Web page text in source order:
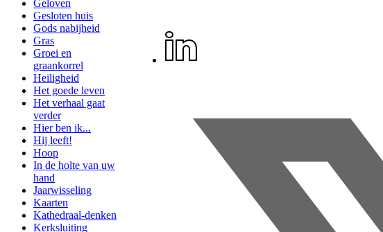
Geloven
Gesloten huis
Gods nabijheid
Gras
Groei en
graankorrel
Heiligheid
Het goede leven
Het verhaal gaat
verder
Hier ben ik...
Hij leeft!
Hoop
In de holte van uw
hand
Jaarwisseling
Kaarten
Kathedraal-denken
Kerksluiting